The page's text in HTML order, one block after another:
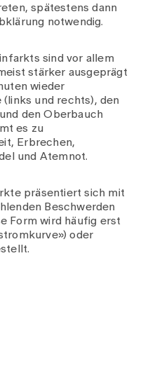
spätestens dann
notwendig.
sind vor allem
stärker ausgeprägt
wieder
(links und rechts), den
den Oberbauch
es zu
Erbrechen,
und Atemnot.
präsentiert sich mit
Beschwerden
Form wird häufig erst
oder